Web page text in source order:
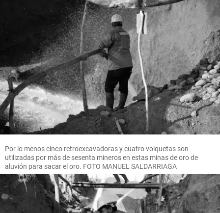
Por lo menos cinco retroexcavadoras y cuatro volquetas son
utilizadas por más de sesenta mineros en estas minas de oro de
aluvión para sacar el oro. FOTO MANUEL SALDARRIAGA